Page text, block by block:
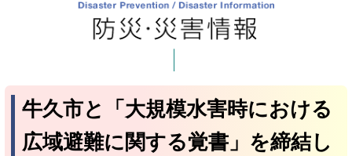
牛久市と「大規模水害時における
広域避難に関する覚書」を締結し